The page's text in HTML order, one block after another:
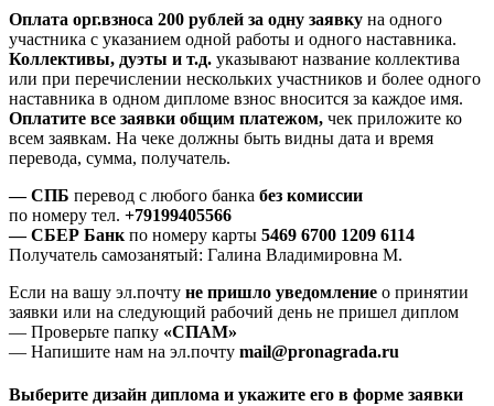
Оплата орг.взноса 200 рублей за одну заявку на одного
участника с указанием одной работы и одного наставника.
Коллективы, дуэты и т.д. указывают название коллектива
или при перечислении нескольких участников и более одного
наставника в одном дипломе взнос вносится за каждое имя.
Оплатите все заявки общим платежом, чек приложите ко
всем заявкам. На чеке должны быть видны дата и время
перевода, сумма, получатель.
— СПБ перевод с любого банка без комиссии
по номеру тел. +79199405566
— СБЕР Банк по номеру карты 5469 6700 1209 6114
Получатель самозанятый: Галина Владимировна М.
Если на вашу эл.почту не пришло уведомление о принятии
заявки или на следующий рабочий день не пришел диплом
— Проверьте папку «СПАМ»
— Напишите нам на эл.почту mail@pronagrada.ru
Выберите дизайн диплома и укажите его в форме заявки